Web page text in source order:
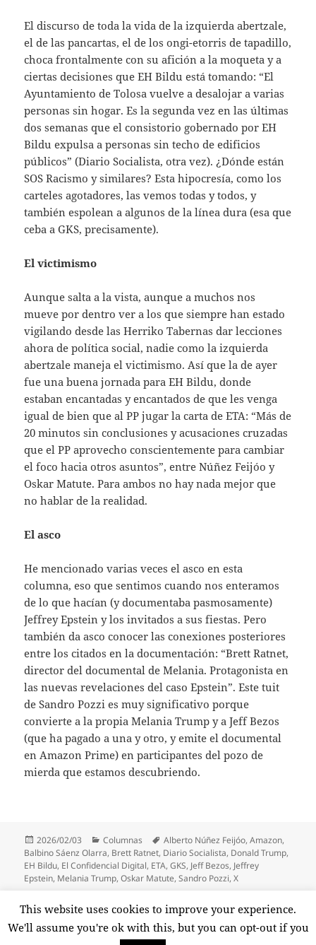
El discurso de toda la vida de la izquierda abertzale,
el de las pancartas, el de los ongi-etorris de tapadillo,
choca frontalmente con su afición a la moqueta y a
ciertas decisiones que EH Bildu está tomando: “El
Ayuntamiento de Tolosa vuelve a desalojar a varias
personas sin hogar. Es la segunda vez en las últimas
dos semanas que el consistorio gobernado por EH
Bildu expulsa a personas sin techo de edificios
públicos” (Diario Socialista, otra vez). ¿Dónde están
SOS Racismo y similares? Esta hipocresía, como los
carteles agotadores, las vemos todas y todos, y
también espolean a algunos de la línea dura (esa que
ceba a GKS, precisamente).
El victimismo
Aunque salta a la vista, aunque a muchos nos
mueve por dentro ver a los que siempre han estado
vigilando desde las Herriko Tabernas dar lecciones
ahora de política social, nadie como la izquierda
abertzale maneja el victimismo. Así que la de ayer
fue una buena jornada para EH Bildu, donde
estaban encantadas y encantados de que les venga
igual de bien que al PP jugar la carta de ETA: “Más de
20 minutos sin conclusiones y acusaciones cruzadas
que el PP aprovecho conscientemente para cambiar
el foco hacia otros asuntos”, entre Núñez Feijóo y
Oskar Matute. Para ambos no hay nada mejor que
no hablar de la realidad.
El asco
He mencionado varias veces el asco en esta
columna, eso que sentimos cuando nos enteramos
de lo que hacían (y documentaba pasmosamente)
Jeffrey Epstein y los invitados a sus fiestas. Pero
también da asco conocer las conexiones posteriores
entre los citados en la documentación: “Brett Ratnet,
director del documental de Melania. Protagonista en
las nuevas revelaciones del caso Epstein”. Este tuit
de Sandro Pozzi es muy significativo porque
convierte a la propia Melania Trump y a Jeff Bezos
(que ha pagado a una y otro, y emite el documental
en Amazon Prime) en participantes del pozo de
mierda que estamos descubriendo.
Publicado
el
2026/02/03 Categorías
Columnas Etiquetas
Alberto Núñez Feijóo,Amazon,
Balbino Sáenz Olarra, Brett Ratnet, Diario Socialista, Donald Trump,
EH Bildu, El Confidencial Digital, ETA,GKS, Jeff Bezos, Jeffrey
Epstein, Melania Trump,Oskar Matute,Sandro Pozzi,X
Paginación
de
PÁGINA1
This website uses cookies to improve your experience.
We'll assume you're ok with this, but you can opt-out if you